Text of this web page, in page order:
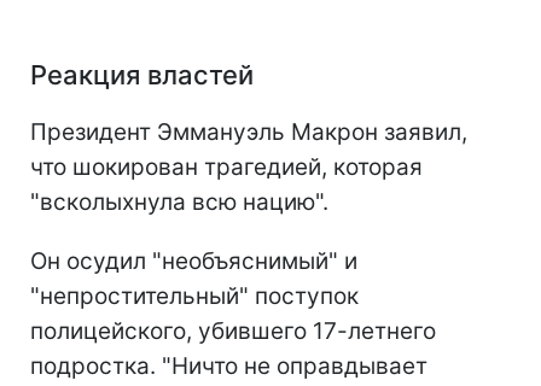
Реакция властей
Президент Эммануэль Макрон заявил,
что шокирован трагедией, которая
"всколыхнула всю нацию".
Он осудил "необъяснимый" и
"непростительный" поступок
полицейского, убившего 17-летнего
подростка. "Ничто не оправдывает